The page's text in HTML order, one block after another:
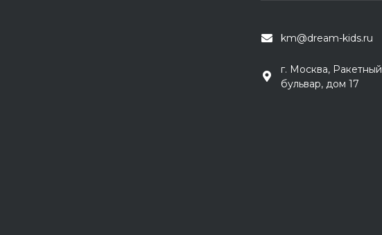
km@dream-kids.ru
г. Москва, Ракетный
бульвар, дом 17